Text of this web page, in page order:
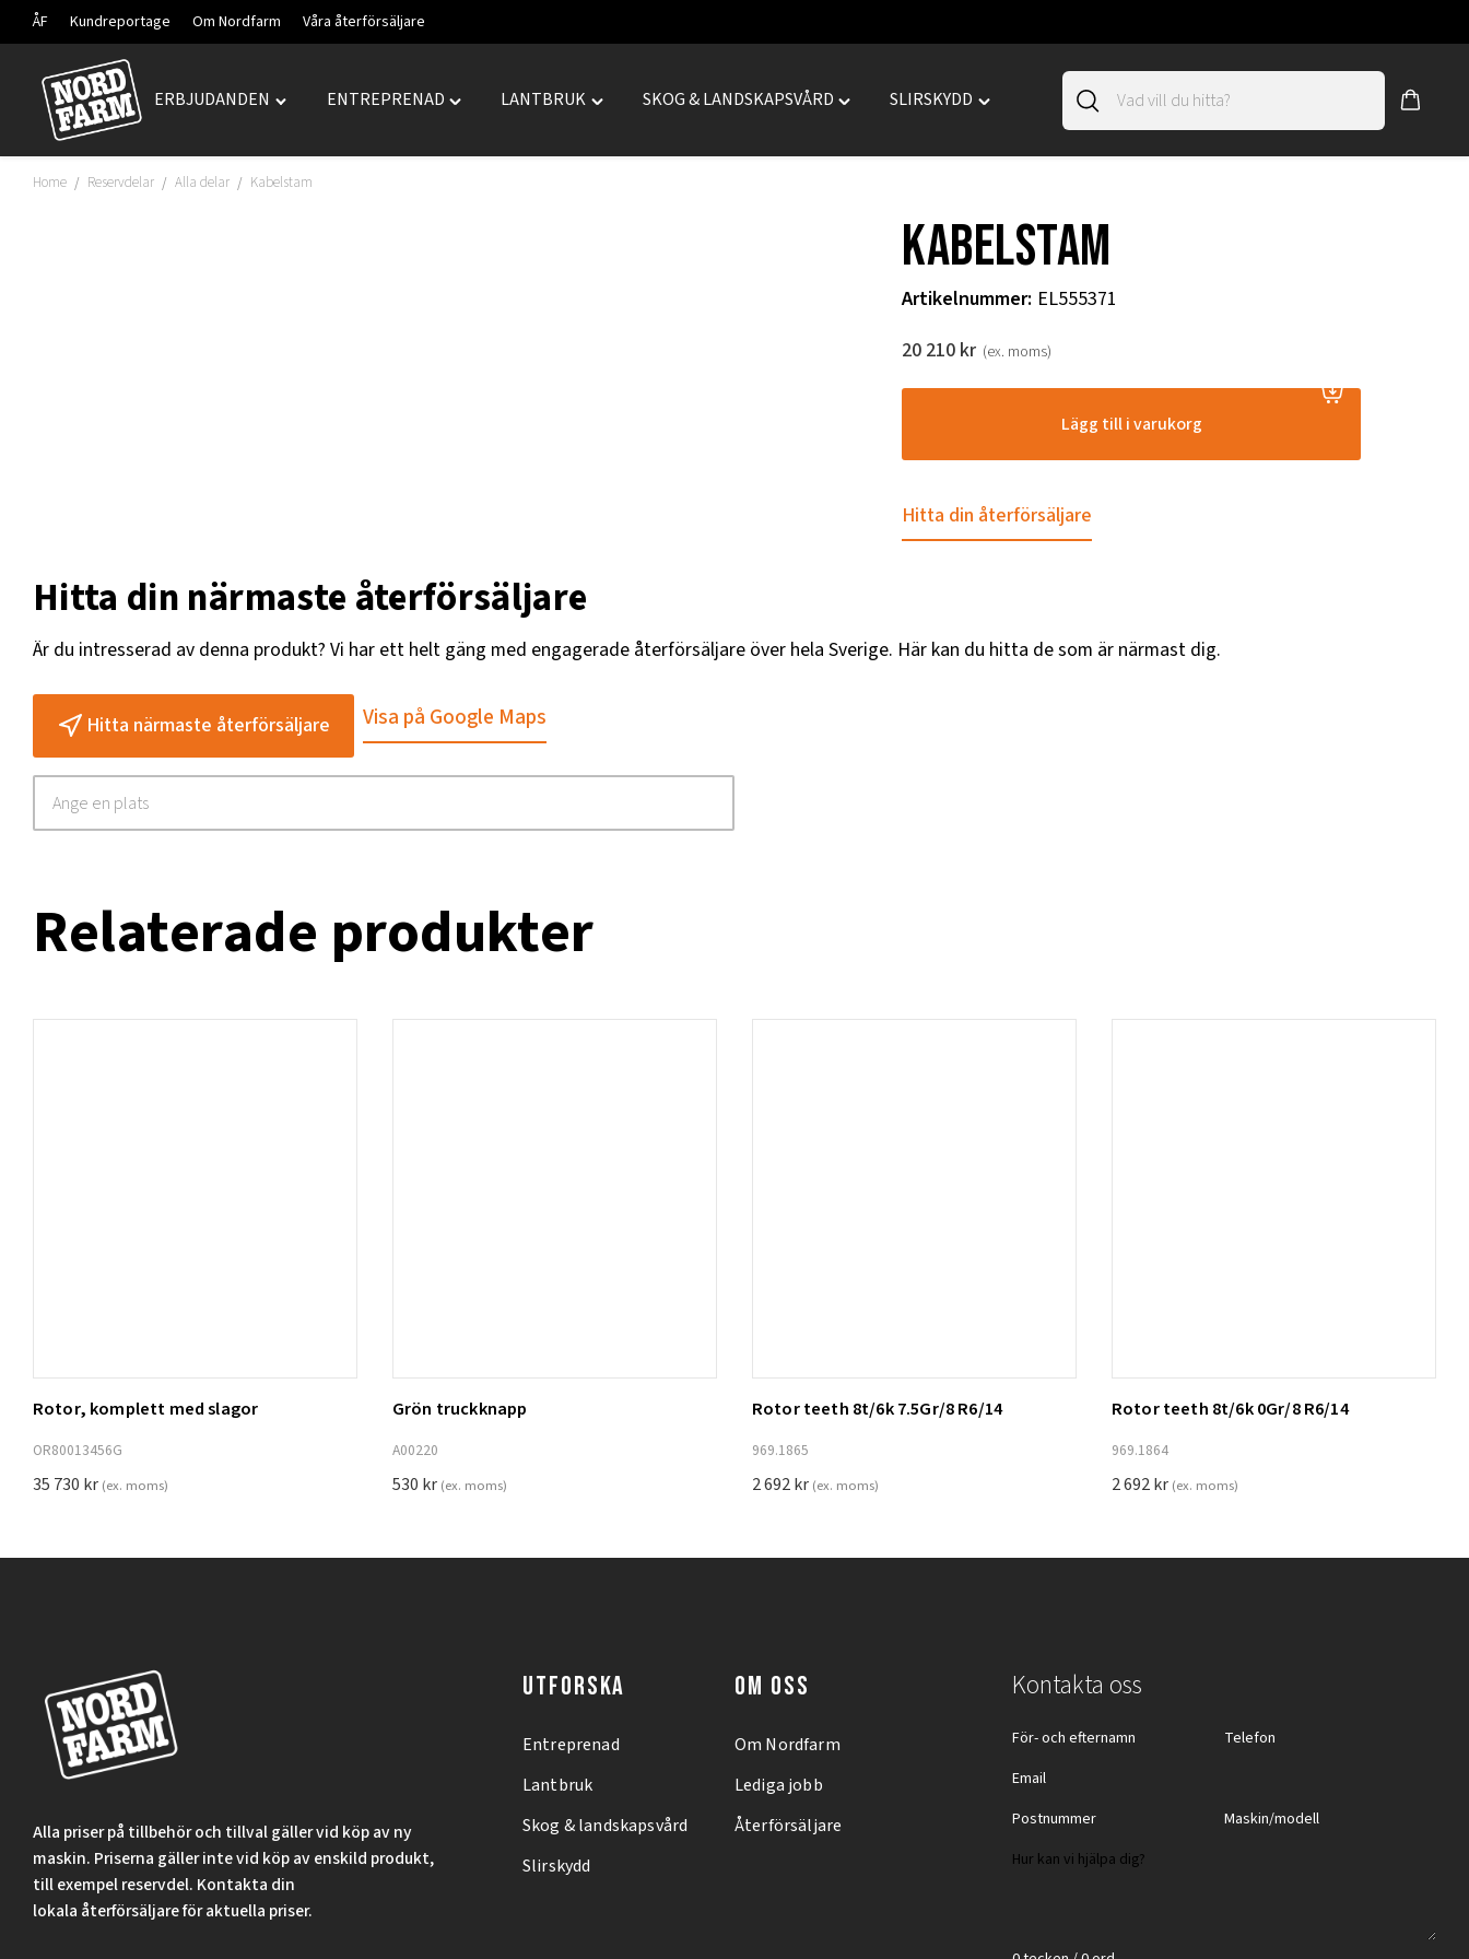
ÅF Kundreportage Om Nordfarm Våra återförsäljare
Hoppa
innehåll
ERBJUDANDEN
Toggle
menu
ENTREPRENAD
Toggle
LANTBRUK
Toggle
SKOG & LANDSKAPSVÅRD
Toggle
SLIRSKYDD
Toggle
Home / Reservdelar / Alla delar / Kabelstam
Kabelstam
Artikelnummer: EL555371
20 210 kr (ex. moms)
Lägg till i varukorg
Hitta din återförsäljare
Hitta din närmaste återförsäljare
Är du intresserad av denna produkt? Vi har ett helt gäng med engagerade återförsäljare över hela Sverige. Här kan du hitta de som är närmast dig.
Hitta närmaste återförsäljare Visa på Google Maps
Relaterade produkter
Lägg till i varukorg
Rotor, komplett med slagor
OR80013456G
35 730 kr (ex. moms)
Lägg till i varukorg
Grön truckknapp
A00220
530 kr (ex. moms)
Lägg till i varukorg
Rotor teeth 8t/6k 7.5Gr/8 R6/14
969.1865
2 692kr (ex. moms)
Rotor teeth 8t/6k 0Gr/8 R6/14
969.1864
2 692kr (ex. moms)
Alla priser på tillbehör och tillval gäller vid köp av ny
maskin. Priserna gäller inte vid köp av enskild produkt,
till exempel reservdel. Kontakta din
lokala återförsäljare för aktuella priser.
UTFORSKA
Entreprenad
Lantbruk
Skog & landskapsvård
Slirskydd
OM OSS
Om Nordfarm
Lediga jobb
Återförsäljare
Kontakta oss